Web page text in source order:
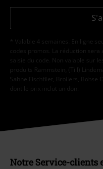
* Valable 4 semaines. En ligne
codes promos. La réduction
saisie du code. Non valable sur
produits Rammstein, (Till)
Sahne Fischfilet, Broilers, Böhse
dont le prix inclut un don.
Notre Service-clients